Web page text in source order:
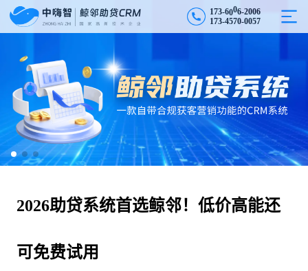
173-6006-2006
173-4570-0057
2026助贷系统首选鲸邻！低价高能还
可免费试用